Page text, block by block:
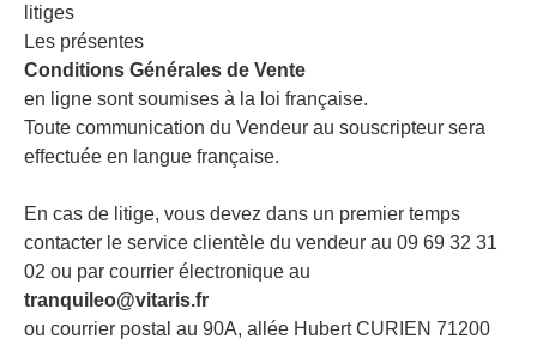
litiges
Les présentes
Conditions Générales de Vente
en ligne sont soumises à la loi française.
Toute communication du Vendeur au souscripteur sera
effectuée en langue française.
En cas de litige, vous devez dans un premier temps
contacter le service clientèle du vendeur au 09 69 32 31
02 ou par courrier électronique au
tranquileo@vitaris.fr
ou courrier postal au 90A, allée Hubert CURIEN 71200